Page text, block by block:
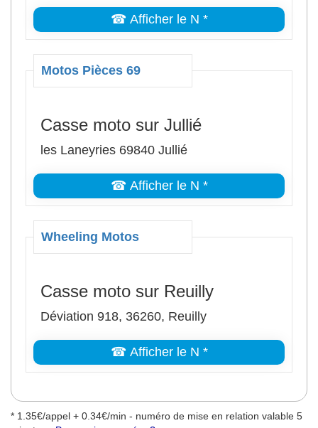
☎ Afficher le N *
Motos Pièces 69
Casse moto sur Jullié
les Laneyries 69840 Jullié
☎ Afficher le N *
Wheeling Motos
Casse moto sur Reuilly
Déviation 918, 36260, Reuilly
☎ Afficher le N *
* 1.35€/appel + 0.34€/min - numéro de mise en relation valable 5